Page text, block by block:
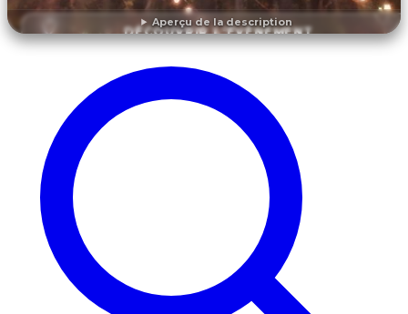
Aperçu de la description
DÉCOUVRIR L'ÉVÉNEMENT